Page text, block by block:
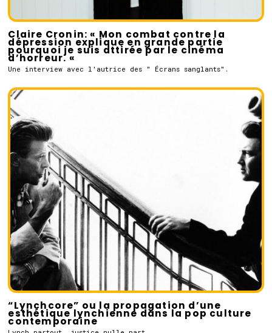
Claire Cronin: « Mon combat contre la
dépression explique en grande partie
pourquoi je suis attirée par le cinéma
d’horreur. «
Une interview avec l'autrice des " Écrans sanglants".
“Lynchcore” ou la propagation d’une
esthétique lynchienne dans la pop culture
contemporaine